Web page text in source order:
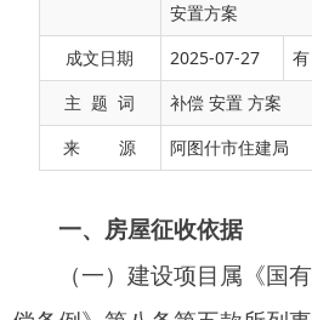
安置方案
成文日期
2025-07-27
主 题 词
补偿 安置 方案
来 源
阿图什市住建局
一、房屋征收依据
（一）建设项目属《国有土地
偿条例》第八条第五款所列事项，
规划法有关规定组织实施的对危房
（二）建设项目符合阿图什市
（三）建设项目符合阿图什市